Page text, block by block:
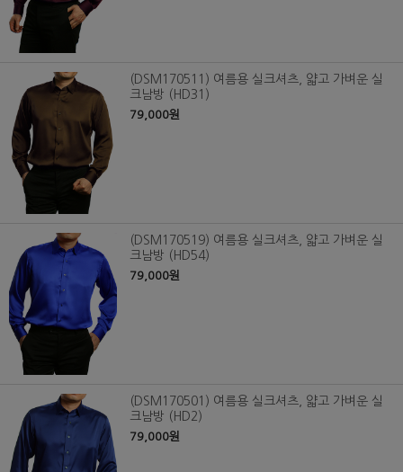
(DSM170511) 여름용 실크셔츠, 얇고 가벼운 실
크남방 (HD31)
79,000원
(DSM170519) 여름용 실크셔츠, 얇고 가벼운 실
크남방 (HD54)
79,000원
(DSM170501) 여름용 실크셔츠, 얇고 가벼운 실
크남방 (HD2)
79,000원